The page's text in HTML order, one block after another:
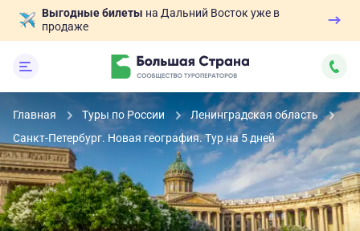
Выгодные билеты на Дальний Восток уже в
продаже
Главная Туры по России
Ленинградская область
Санкт-Петербург. Новая география. Тур на 5 дней